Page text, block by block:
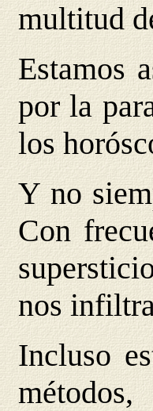
multitud
Estamos
por la
los
Y no
Con
nos
Incluso